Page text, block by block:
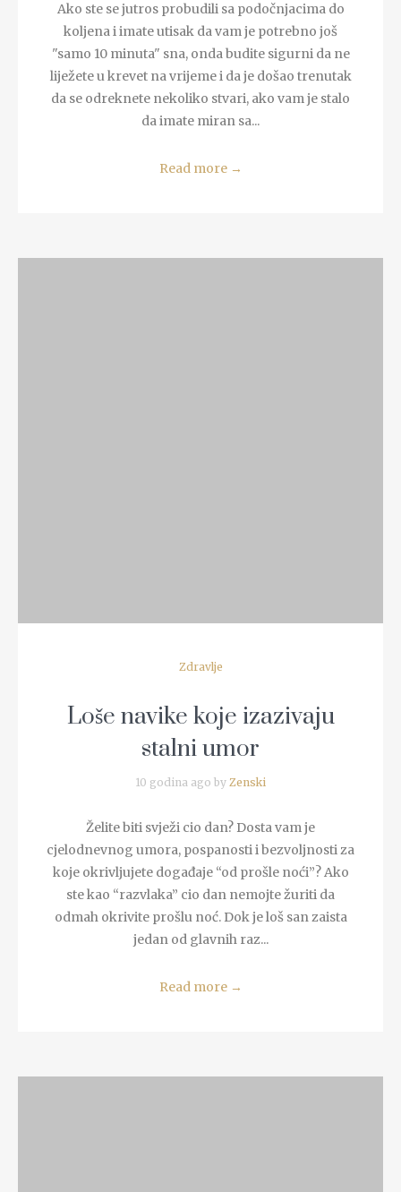
Ako ste se jutros probudili sa podočnjacima do
koljena i imate utisak da vam je potrebno još
"samo 10 minuta" sna, onda budite sigurni da ne
liježete u krevet na vrijeme i da je došao trenutak
da se odreknete nekoliko stvari, ako vam je stalo
da imate miran sa...
Read more →
Zdravlje
Loše navike koje izazivaju
stalni umor
10 godina ago by Zenski
Želite biti svježi cio dan? Dosta vam je
cjelodnevnog umora, pospanosti i bezvoljnosti za
koje okrivljujete događaje “od prošle noći”? Ako
ste kao “razvlaka” cio dan nemojte žuriti da
odmah okrivite prošlu noć. Dok je loš san zaista
jedan od glavnih raz...
Read more →